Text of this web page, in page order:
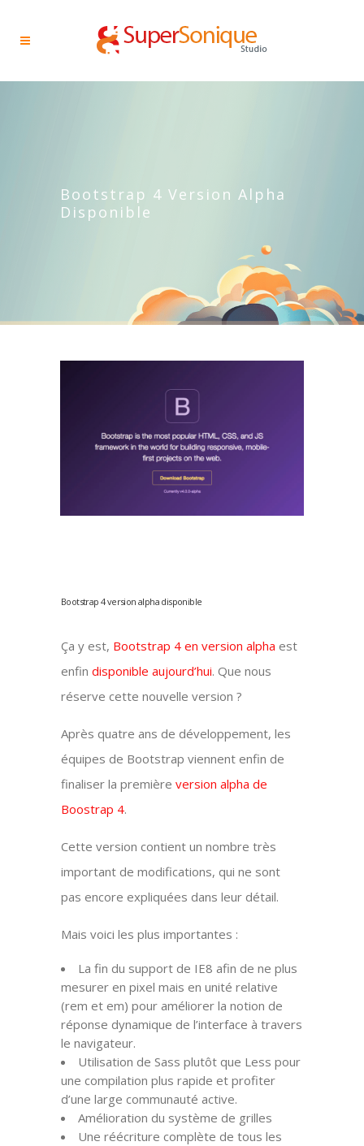
Bootstrap 4 Version Alpha
Disponible
Bootstrap 4 version alpha disponible
Ça y est, Bootstrap 4 en version alpha est
enfin disponible aujourd’hui. Que nous
réserve cette nouvelle version ?
Après quatre ans de développement, les
équipes de Bootstrap viennent enfin de
finaliser la première version alpha de
Boostrap 4.
Cette version contient un nombre très
important de modifications, qui ne sont
pas encore expliquées dans leur détail.
Mais voici les plus importantes :
La fin du support de IE8 afin de ne plus
mesurer en pixel mais en unité relative
(rem et em) pour améliorer la notion de
réponse dynamique de l’interface à travers
le navigateur.
Utilisation de Sass plutôt que Less pour
une compilation plus rapide et profiter
d’une large communauté active.
Amélioration du système de grilles
Une réécriture complète de tous les